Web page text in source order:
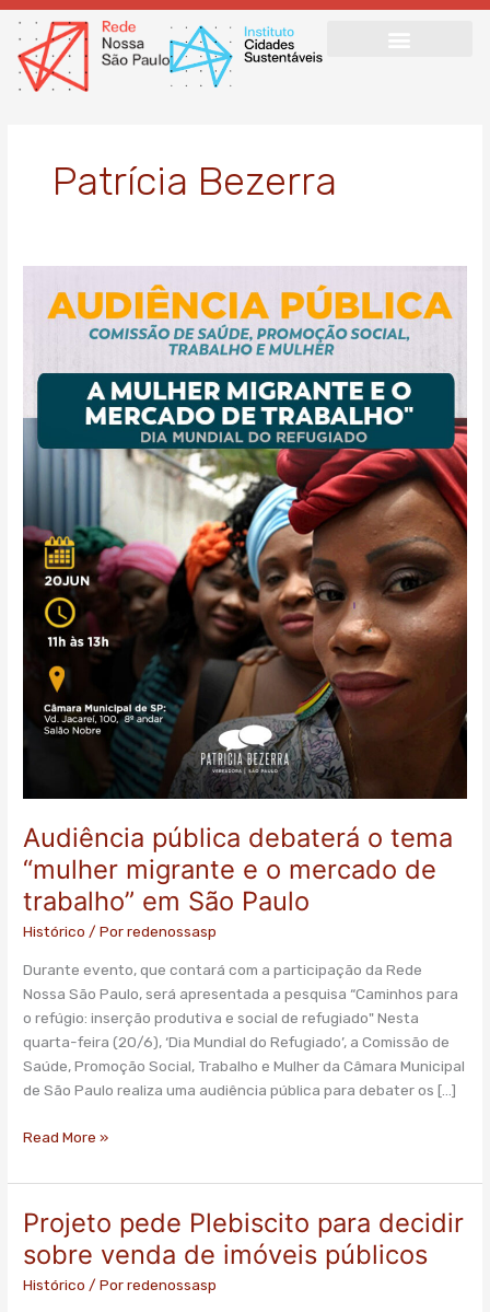
Ir
para
conteúdo
Patrícia Bezerra
Audiência pública debaterá o tema
“mulher migrante e o mercado de
trabalho” em São Paulo
Histórico / Porredenossasp
Durante evento, que contará com a participação da Rede
Nossa São Paulo, será apresentada a pesquisa “Caminhos para
o refúgio: inserção produtiva e social de refugiado" Nesta
quarta-feira (20/6), ‘Dia Mundial do Refugiado’, a Comissão de
Saúde, Promoção Social, Trabalho e Mulher da Câmara Municipal
de São Paulo realiza uma audiência pública para debater os […]
pública
debaterá
tema
migrante
o
trabalho”
São
Paulo
Read More »
Projeto pede Plebiscito para decidir
sobre venda de imóveis públicos
Histórico / Porredenossasp
Projeto
pede
Plebiscito
para